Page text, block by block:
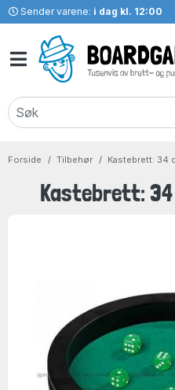
Sender varene: i dag kl. 12:00
Forside Tilbehør Kastebrett: 34
Kastebrett: